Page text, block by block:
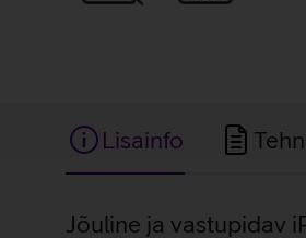
Lisainfo
Jõuline ja vastupidav